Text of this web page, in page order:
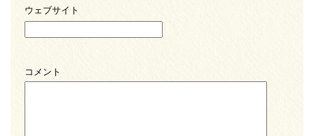
ウェブサイト
コメント